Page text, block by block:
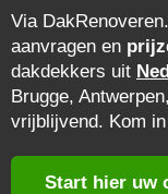
Via
aanvragen en
dakdekkers uit
Brugge,
vrijblijvend. Kom
Start hier uw